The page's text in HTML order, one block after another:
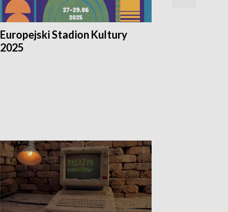
Europejski Stadion Kultury
2025